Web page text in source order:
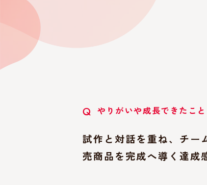
Q やりがいや成長できたこ
試作と対話を重ね、チー
売商品を完成へ導く達成